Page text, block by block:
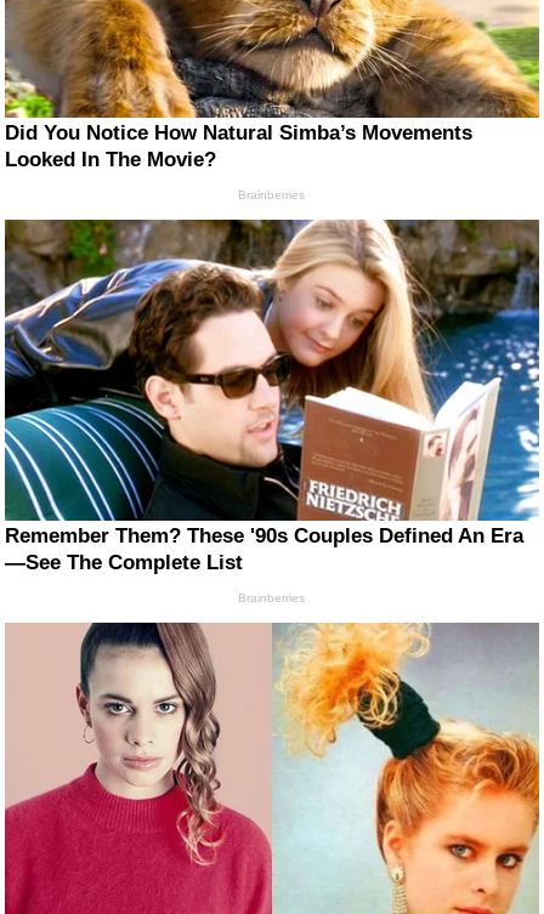
Did You Notice How Natural Simba’s Movements
Looked In The Movie?
Brainberries
Remember Them? These '90s Couples Defined An Era
—See The Complete List
Brainberries